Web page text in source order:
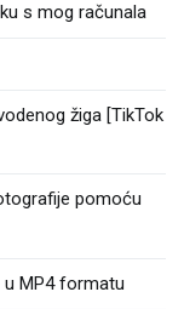
s mog računala
žiga [TikTok
pomoću
u MP4 formatu